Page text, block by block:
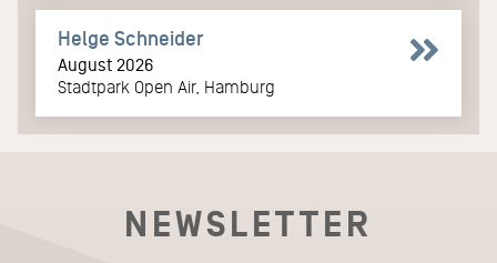
Helge Schneider
August 2026
Stadtpark Open Air, Hamburg
NEWSLETTER